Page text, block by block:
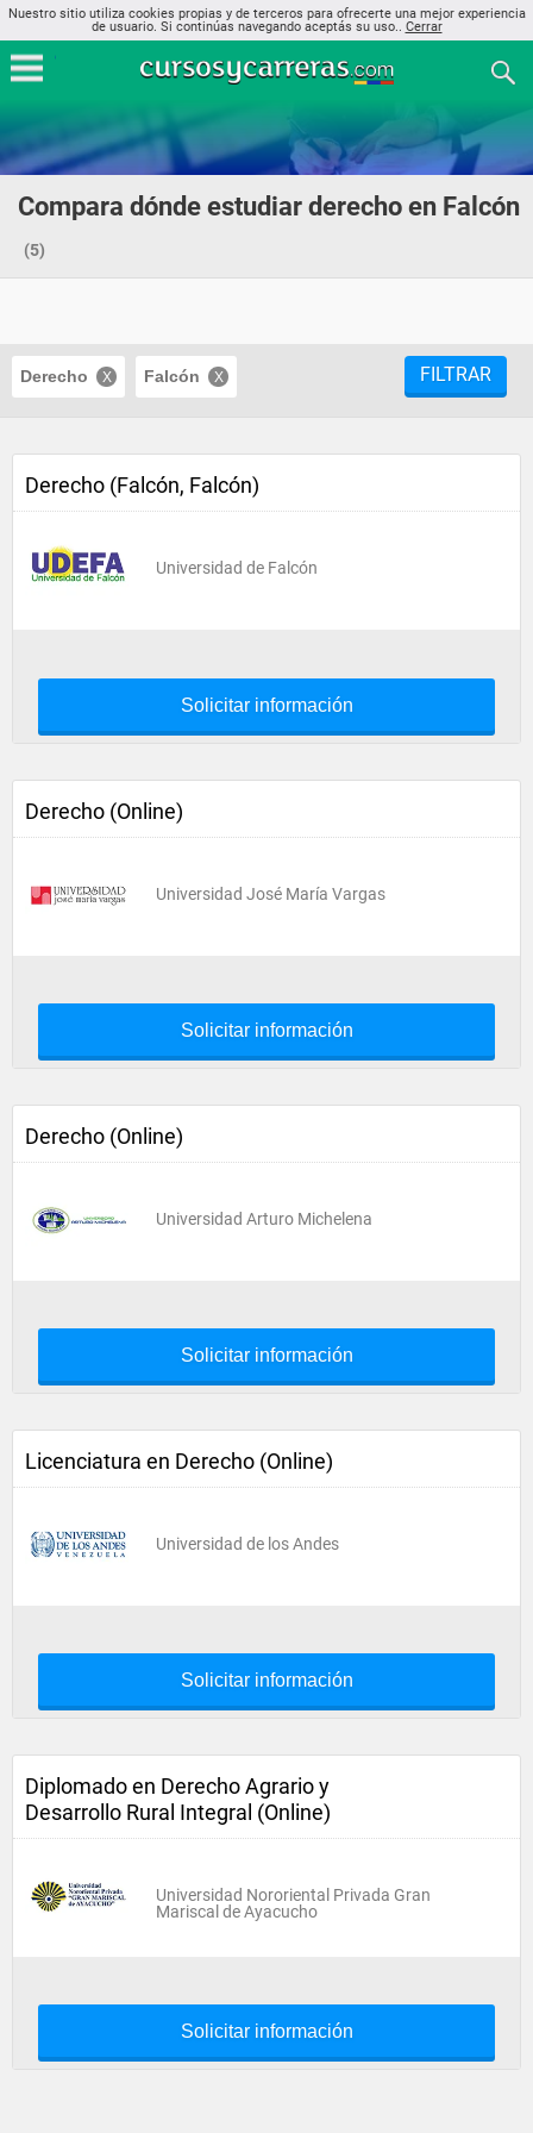
Nuestro sitio utiliza cookies propias y de terceros para ofrecerte una mejor experiencia
de usuario. Si continúas navegando aceptás su uso.. Cerrar
Compara dónde estudiar derecho en Falcón
(5)
Derecho Falcón FILTRAR
Derecho (Falcón, Falcón)
Universidad de Falcón
Solicitar información
Derecho (Online)
Universidad José María Vargas
Solicitar información
Derecho (Online)
Universidad Arturo Michelena
Solicitar información
Licenciatura en Derecho (Online)
Universidad de los Andes
Solicitar información
Diplomado en Derecho Agrario y
Desarrollo Rural Integral (Online)
Universidad Nororiental Privada Gran
Mariscal de Ayacucho
Solicitar información